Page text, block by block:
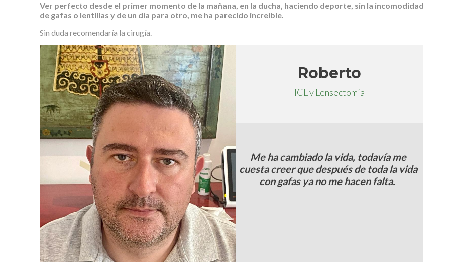
Ver perfecto desde el primer momento de la mañana, en la ducha, haciendo deporte, sin la incomodidad
de gafas o lentillas y de un día para otro, me ha parecido increíble.
Sin duda recomendaría la cirugía.
Roberto
ICL y Lensectomía
Me ha cambiado la vida, todavía me
cuesta creer que después de toda la vida
con gafas ya no me hacen falta.